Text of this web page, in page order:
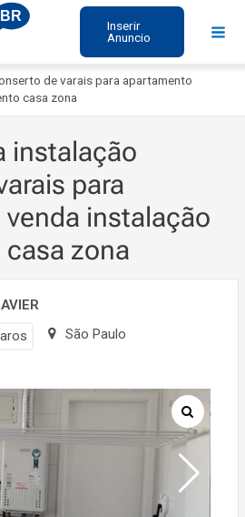
BR
Inserir
Anuncio
de varais para apartamento
casa zona
instalação
para
instalação
zona
São Paulo